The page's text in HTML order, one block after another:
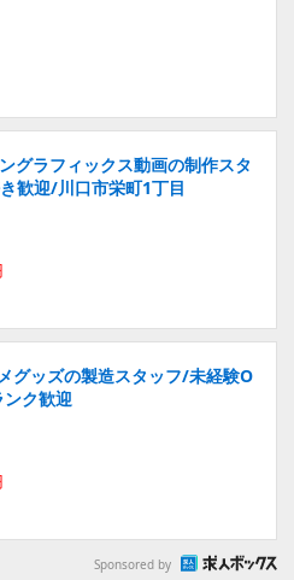
グラフィックス動画の制作スタ
歓迎/川口市栄町1丁目
グッズの製造スタッフ/未経験O
ク歓迎
Sponsored by